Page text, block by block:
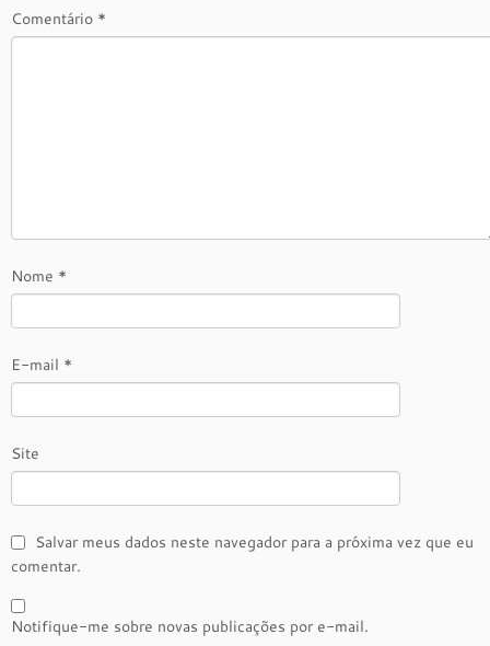
Comentário *
Nome *
E-mail *
Site
Salvar meus dados neste navegador para a próxima vez que eu
comentar.
Notifique-me sobre novas publicações por e-mail.